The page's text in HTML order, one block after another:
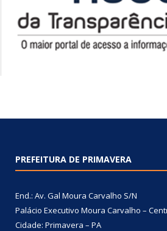
PREFEITURA DE PRIMAVERA
End.: Av. Gal Moura Carvalho S/N
Palácio Executivo Moura Carvalho –
Cidade: Primavera – PA